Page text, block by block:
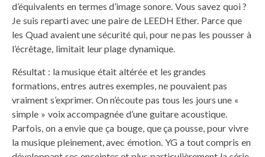
d’équivalents en termes d’image sonore. Vous savez quoi ?
Je suis reparti avec une paire de LEEDH Ether. Parce que
les Quad avaient une sécurité qui, pour ne pas les pousser à
l’écrêtage, limitait leur plage dynamique.
Résultat : la musique était altérée et les grandes
formations, entres autres exemples, ne pouvaient pas
vraiment s’exprimer. On n’écoute pas tous les jours une «
simple » voix accompagnée d’une guitare acoustique.
Parfois, on a envie que ça bouge, que ça pousse, pour vivre
la musique pleinement, avec émotion. YG a tout compris en